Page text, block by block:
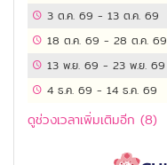
3 ต.ค. 69 - 13 ต.ค. 69
18 ต.ค. 69 - 28 ต.ค. 69
13 พ.ย. 69 - 23 พ.ย. 69
4 ธ.ค. 69 - 14 ธ.ค. 69
ดูช่วงเวลาเพิ่มเติมอีก (8)